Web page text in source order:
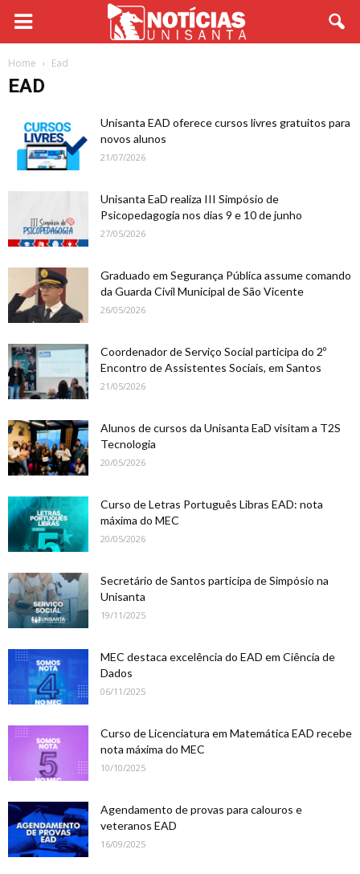
Home Ead
EAD
Unisanta EAD oferece cursos livres gratuitos para
novos alunos
21/07/2026
Unisanta EaD realiza III Simpósio de
Psicopedagogia nos dias 9 e 10 de junho
27/05/2026
Graduado em Segurança Pública assume comando
da Guarda Civil Municipal de São Vicente
26/05/2026
Coordenador de Serviço Social participa do 2º
Encontro de Assistentes Sociais, em Santos
21/05/2026
Alunos de cursos da Unisanta EaD visitam a T2S
Tecnologia
20/05/2026
Curso de Letras Português Libras EAD: nota
máxima do MEC
20/05/2026
Secretário de Santos participa de Simpósio na
Unisanta
19/11/2025
MEC destaca excelência do EAD em Ciência de
Dados
06/11/2025
Curso de Licenciatura em Matemática EAD recebe
nota máxima do MEC
10/10/2025
Agendamento de provas para calouros e
veteranos EAD
16/09/2025